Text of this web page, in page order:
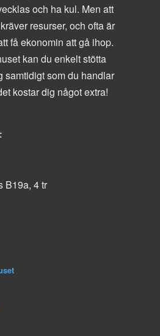
och ha kul. Men att
resurser, och ofta är
få ekonomin att gå ihop.
kan du enkelt stötta
samtidigt som du handlar
kostar dig något extra!
B19a, 4 tr